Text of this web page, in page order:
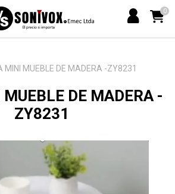
0
MINI MUEBLE DE MADERA -ZY8231
DE MADERA -
ZY8231